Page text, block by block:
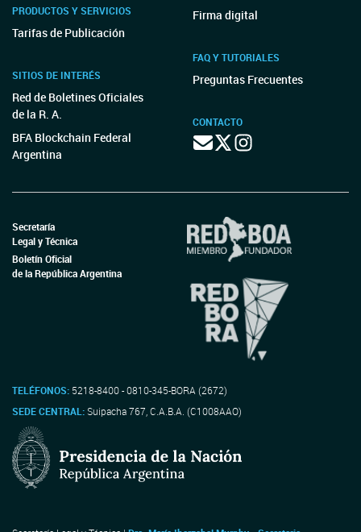
PRODUCTOS Y SERVICIOS
Tarifas de Publicación
SITIOS DE INTERÉS
Red de Boletines Oficiales
de la R. A.
BFA Blockchain Federal
Argentina
Firma digital
FAQ Y TUTORIALES
Preguntas Frecuentes
CONTACTO
Secretaría
Legal y Técnica
Boletín Oficial
de la República Argentina
TELÉFONOS: 5218-8400 - 0810-345-BORA (2672)
SEDE CENTRAL:Suipacha 767, C.A.B.A. (C1008AAO)